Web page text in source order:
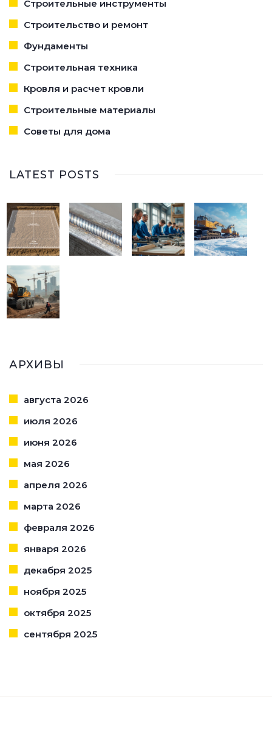
Строительные инструменты
Строительство и ремонт
Фундаменты
Строительная техника
Кровля и расчет кровли
Строительные материалы
Советы для дома
LATEST POSTS
АРХИВЫ
августа 2026
июля 2026
июня 2026
мая 2026
апреля 2026
марта 2026
февраля 2026
января 2026
декабря 2025
ноября 2025
октября 2025
сентября 2025